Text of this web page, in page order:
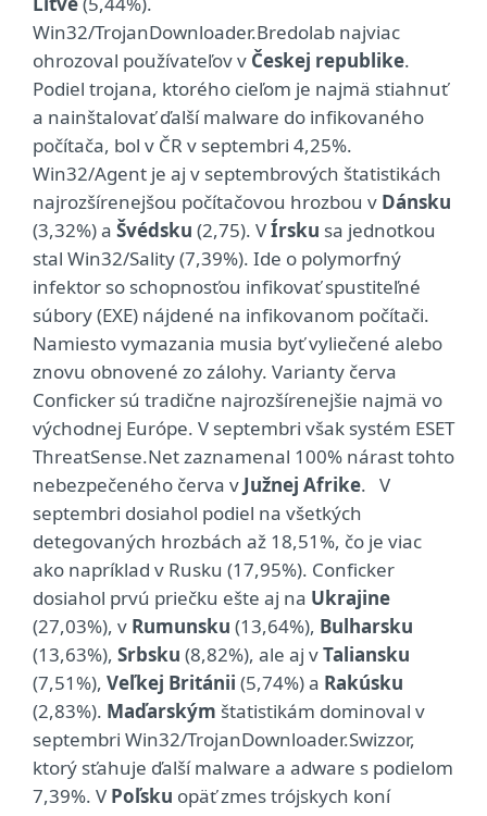
Win32/TrojanDownloader.Bredolab najviac
ohrozoval používateľov v Českej republike.
Podiel trojana, ktorého cieľom je najmä stiahnuť
a nainštalovať ďalší malware do infikovaného
počítača, bol v ČR v septembri 4,25%.
Win32/Agent je aj v septembrových štatistikách
najrozšírenejšou počítačovou hrozbou v Dánsku
(3,32%) a Švédsku (2,75). VÍrsku sa jednotkou
stal Win32/Sality (7,39%). Ide o polymorfný
infektor so schopnosťou infikovať spustiteľné
súbory (EXE) nájdené na infikovanom počítači.
Namiesto vymazania musia byť vyliečené alebo
znovu obnovené zo zálohy. Varianty červa
Conficker sú tradične najrozšírenejšie najmä vo
východnej Európe. V septembri však systém ESET
ThreatSense.Net zaznamenal 100% nárast tohto
nebezpečeného červa v Južnej Afrike. V
septembri dosiahol podiel na všetkých
detegovaných hrozbách až 18,51%, čo je viac
ako napríklad v Rusku (17,95%). Conficker
dosiahol prvú priečku ešte aj na Ukrajine
(27,03%), v Rumunsku (13,64%), Bulharsku
(13,63%), Srbsku (8,82%), ale aj vTaliansku
(7,51%), Veľkej Británii (5,74%) a Rakúsku
(2,83%). Maďarským štatistikám dominoval v
septembri Win32/TrojanDownloader.Swizzor,
ktorý sťahuje ďalší malware a adware s podielom
7,39%. V Poľsku opäť zmes trójskych koní